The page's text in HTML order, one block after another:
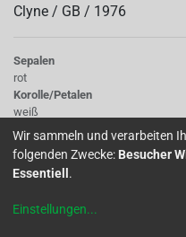
Clyne / GB / 1976
Sepalen
rot
Korolle/Petalen
weiß
Knospe/Blüte
halb gefüllt, klein
Wuchs
halb hängend
Wir sammeln und verarbeiten
folgenden Zwecke: Besucher
Essentiell .
Einstellungen...